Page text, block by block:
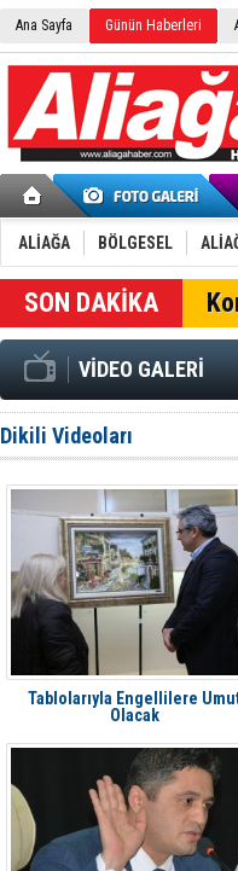
Ana Sayfa Günün Haberleri
ALİAĞA BÖLGESEL
SON DAKİKA
VİDEO GALERİ
Dikili Videoları
Tablolarıyla Engellilere
Olacak